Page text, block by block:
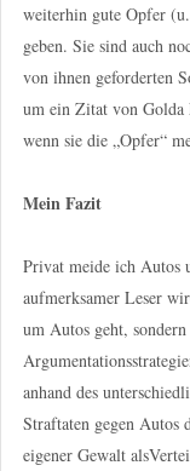
weiterhin gute Opfer
geben. Sie sind auch
von ihnen geforderten
um ein Zitat von Golda
wenn sie die „Opfer“
Mein Fazit
Privat meide ich Autos
aufmerksamer Leser
um Autos geht,
anhand des
Straftaten gegen Autos
eigener Gewalt